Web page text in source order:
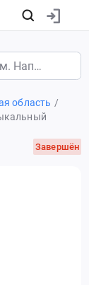
область
Завершён